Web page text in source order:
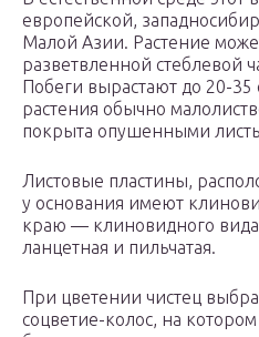
европейской,
Малой Азии. Растение
разветвленной стеблевой
Побеги вырастают до 20-
растения обычно
покрыта опушенными
Листовые пластины,
у основания имеют
краю — клиновидного
ланцетная и пильчатая.
При цветении чистец
соцветие-колос, на